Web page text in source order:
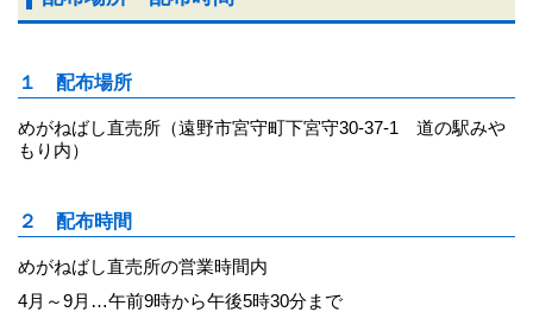
１ 配布場所
めがねばし直売所（遠野市宮守町下宮守30-37-1 道の駅みや
もり内）
２ 配布時間
めがねばし直売所の営業時間内
4月～9月…午前9時から午後5時30分まで